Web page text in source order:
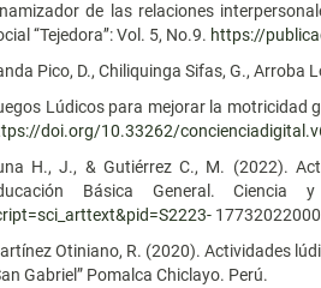
de las relaciones
‘‘Tejedora’’: Vol. 5, No.9. https://
Pico, D., Chiliquinga Sifas, G., Arroba
Lúdicos para mejorar la motricidad
doi.org/10.33262/
H., J., & Gutiérrez C., M. (2022).
Básica General.
Otiniano, R. (2020). Actividades
Gabriel” Pomalca Chiclayo. Perú.